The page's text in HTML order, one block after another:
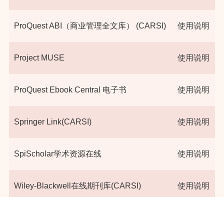
ProQuest ABI（商业管理全文库） (CARSI) 使用说明
Project MUSE 使用说明
ProQuest Ebook Central 电子书 使用说明
Springer Link(CARSI) 使用说明
SpiScholar学术资源在线 使用说明
Wiley-Blackwell在线期刊库(CARSI) 使用说明